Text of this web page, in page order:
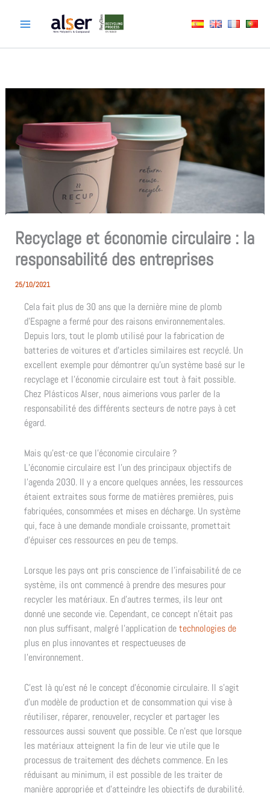
Recyclage et économie circulaire : la
responsabilité des entreprises
25/10/2021
Cela fait plus de 30 ans que la dernière mine de plomb
d’Espagne a fermé pour des raisons environnementales.
Depuis lors, tout le plomb utilisé pour la fabrication de
batteries de voitures et d’articles similaires est recyclé. Un
excellent exemple pour démontrer qu’un système basé sur le
recyclage et l’économie circulaire est tout à fait possible.
Chez Plásticos Alser, nous aimerions vous parler de la
responsabilité des différents secteurs de notre pays à cet
égard.
Mais qu’est-ce que l’économie circulaire ?
L’économie circulaire est l’un des principaux objectifs de
l’agenda 2030. Il y a encore quelques années, les ressources
étaient extraites sous forme de matières premières, puis
fabriquées, consommées et mises en décharge. Un système
qui, face à une demande mondiale croissante, promettait
d’épuiser ces ressources en peu de temps.
Lorsque les pays ont pris conscience de l’infaisabilité de ce
système, ils ont commencé à prendre des mesures pour
recycler les matériaux. En d’autres termes, ils leur ont
donné une seconde vie. Cependant, ce concept n’était pas
non plus suffisant, malgré l’application detechnologies de
plus en plus innovantes et respectueuses de
l’environnement.
C’est là qu’est né le concept d’économie circulaire. Il s’agit
d’un modèle de production et de consommation qui vise à
réutiliser, réparer, renouveler, recycler et partager les
ressources aussi souvent que possible. Ce n’est que lorsque
les matériaux atteignent la fin de leur vie utile que le
processus de traitement des déchets commence. En les
réduisant au minimum, il est possible de les traiter de
manière appropriée et d’atteindre les objectifs de durabilité.